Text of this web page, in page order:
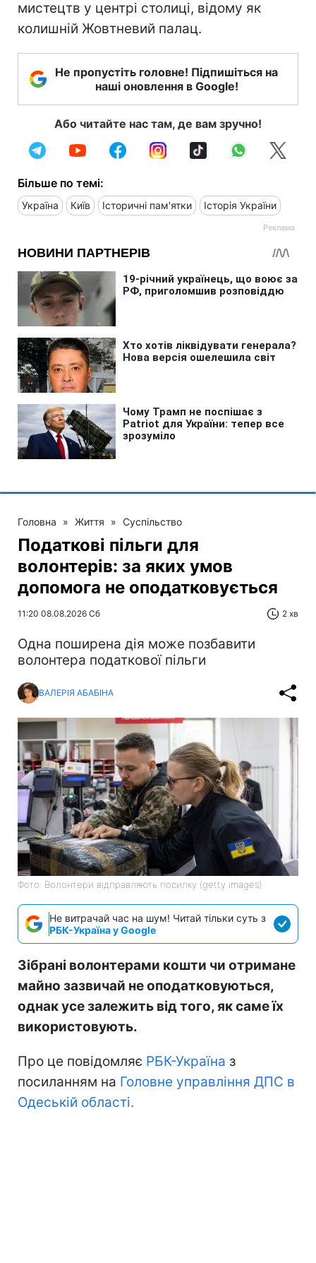
мистецтв у центрі столиці, відому як
колишній Жовтневий палац.
Не пропустіть головне! Підпишіться на
наші оновлення в Google!
Або читайте нас там, де вам зручно!
Більше по темі:
Україна Київ Історичні пам'ятки Історія України
Головна » Життя » Суспільство
Податкові пільги для
волонтерів: за яких умов
допомога не оподатковується
11:20 08.08.2026 Сб 2 хв
Одна поширена дія може позбавити
волонтера податкової пільги
ВАЛЕРІЯ АБАБІНА
Фото: Волонтери відправляють посилку (getty images)
Не витрачай час на шум! Читай тільки суть з
РБК-Україна у Google
Зібрані волонтерами кошти чи отримане
майно зазвичай не оподатковуються,
однак усе залежить від того, як саме їх
використовують.
Про це повідомляє РБК-Україна з
посиланням на Головне управління ДПС в
Одеській області.